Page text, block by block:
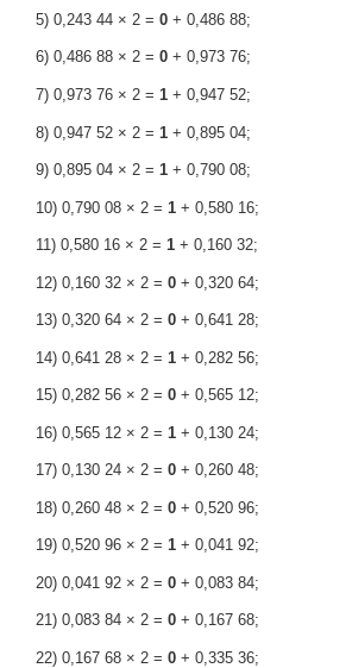
5) 0,243 44 × 2 = 0+ 0,486 88;
6) 0,486 88 × 2 = 0+ 0,973 76;
7) 0,973 76 × 2 = 1+ 0,947 52;
8) 0,947 52 × 2 = 1+ 0,895 04;
9) 0,895 04 × 2 = 1+ 0,790 08;
10) 0,790 08 × 2 = 1+ 0,580 16;
11) 0,580 16 × 2 = 1+ 0,160 32;
12) 0,160 32 × 2 = 0+ 0,320 64;
13) 0,320 64 × 2 = 0+ 0,641 28;
14) 0,641 28 × 2 = 1+ 0,282 56;
15) 0,282 56 × 2 = 0+ 0,565 12;
16) 0,565 12 × 2 = 1+ 0,130 24;
17) 0,130 24 × 2 = 0+ 0,260 48;
18) 0,260 48 × 2 = 0+ 0,520 96;
19) 0,520 96 × 2 = 1+ 0,041 92;
20) 0,041 92 × 2 = 0+ 0,083 84;
21) 0,083 84 × 2 = 0+ 0,167 68;
22) 0,167 68 × 2 = 0+ 0,335 36;